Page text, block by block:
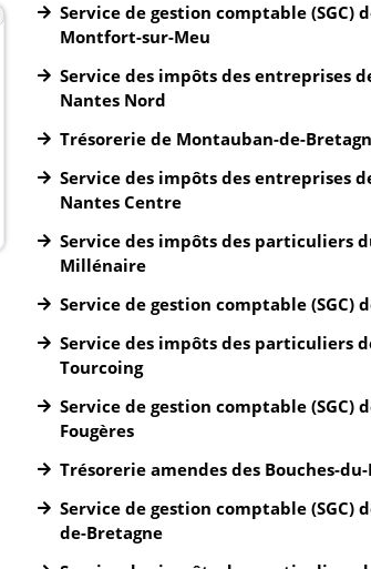
Service de gestion comptable (SGC)
Montfort-sur-Meu
Service des impôts des entreprises
Nantes Nord
Trésorerie de Montauban-de-
Service des impôts des entreprises
Nantes Centre
Service des impôts des particuliers
Millénaire
Service de gestion comptable (SGC)
Service des impôts des particuliers
Tourcoing
Service de gestion comptable (SGC)
Fougères
Trésorerie amendes des Bouches-
Service de gestion comptable (SGC)
de-Bretagne